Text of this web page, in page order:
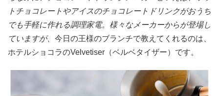
トチョコレートやアイスのチョコレートドリンクがおうち
でも手軽に作れる調理家電。様々なメーカーからが登場し
ていますが、 今日の王様のブランチで教えてくれるのは、
ホテルショコラのVelvetiser（ベルベタイザー）です。